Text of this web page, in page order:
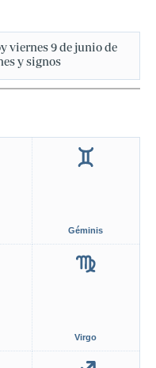
viernes 9 de junio de
y signos
Géminis
Virgo